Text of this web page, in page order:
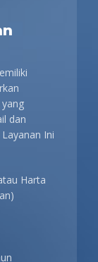
dan
Ini
Harta